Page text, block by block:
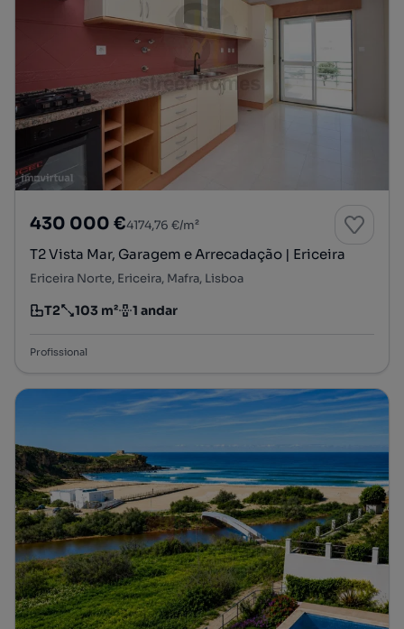
430 000 €4174,76 €/m²
T2 Vista Mar, Garagem e Arrecadação | Ericeira
Ericeira Norte, Ericeira, Mafra, Lisboa
Tipologia
T2
Preço por metro quadrado
103 m²
Andar 1 andar
Profissional